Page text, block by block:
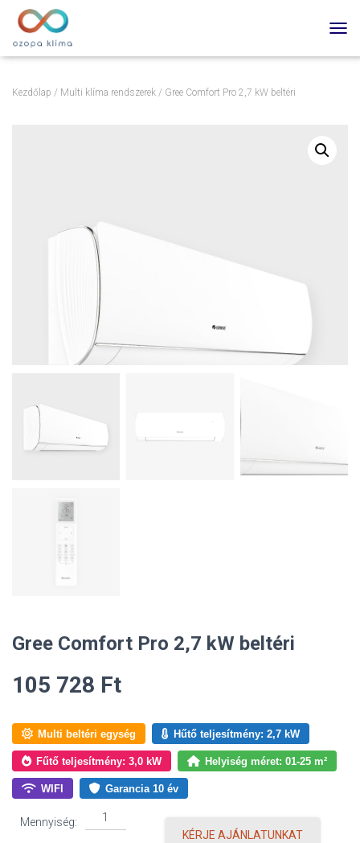
Kezdőlap / Multi klíma rendszerek / Gree Comfort Pro 2,7 kW beltéri
Gree Comfort Pro 2,7 kW beltéri
105 728 Ft
Multi beltéri egység Hűtő teljesítmény: 2,7 kW
Fűtő teljesítmény: 3,0 kW Helyiség méret: 01-25 m²
WIFI Garancia 10 év
Mennyiség:
Gree
Comfort
KÉRJE AJÁNLATUNKAT